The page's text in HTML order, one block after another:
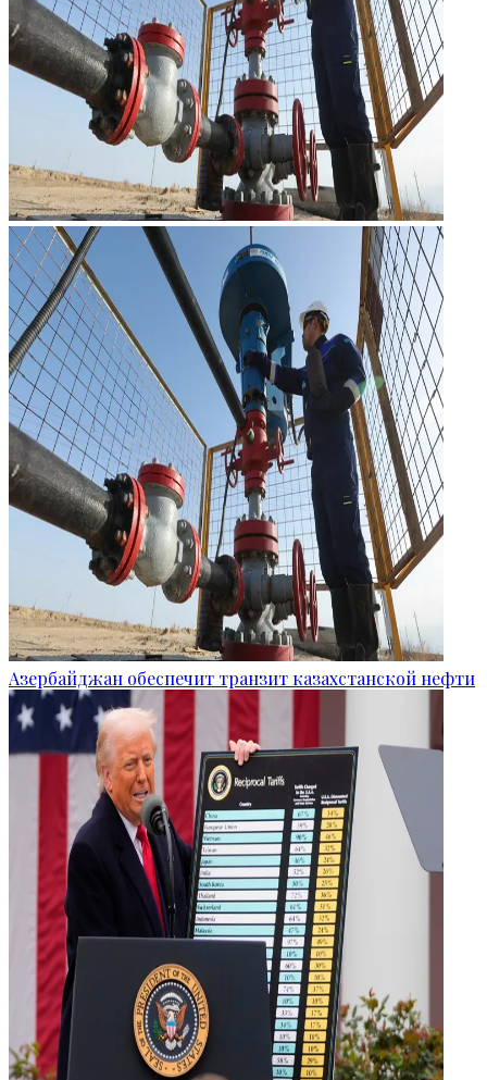
Азербайджан обеспечит транзит казахстанской нефти